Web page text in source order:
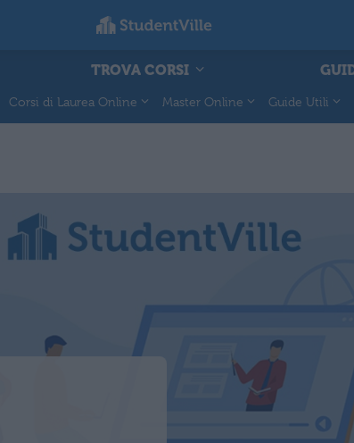
TROVA CORSI
Corsi di Laurea Online Master Online Guide Utili